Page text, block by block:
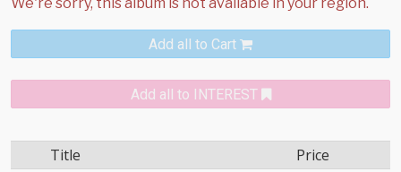
Add all to Cart
Add all to INTEREST
Title Price